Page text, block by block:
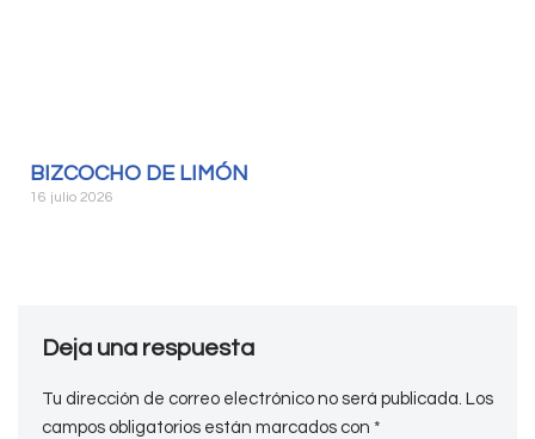
BIZCOCHO DE LIMÓN
16 julio 2026
Deja una respuesta
Tu dirección de correo electrónico no será publicada. Los
campos obligatorios están marcados con *